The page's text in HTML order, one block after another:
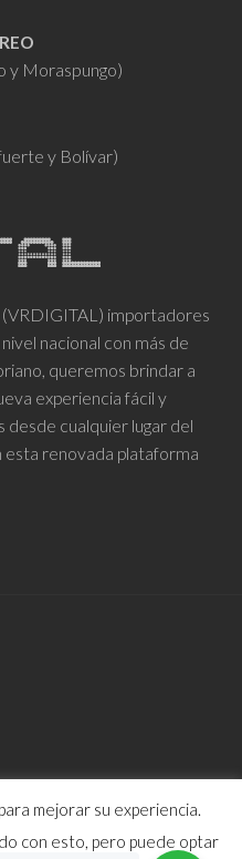
y Moraspungo)
y Bolívar)
(VRDIGITAL) importadores
nacional con más de
queremos brindar a
experiencia fácil y
desde cualquier lugar del
esta renovada plataforma
mejorar su experiencia.
con esto, pero puede optar